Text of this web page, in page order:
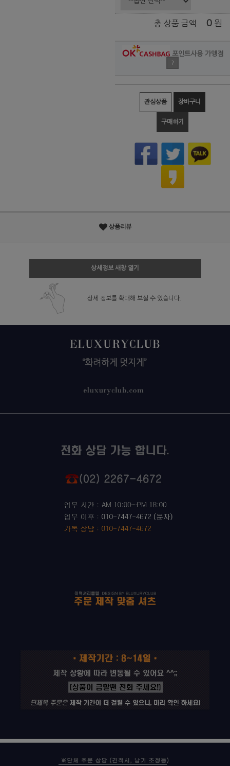
총 상품 금액 0 원
포인트사용 가맹점
?
관심상품 장바구니
구매하기
상품리뷰
상세정보 새창 열기
상세 정보를 확대해 보실 수 있습니다.